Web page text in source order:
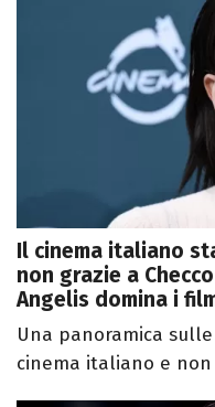
Il cinema italiano
non grazie a
Angelis domina i
Una panoramica
cinema italiano e